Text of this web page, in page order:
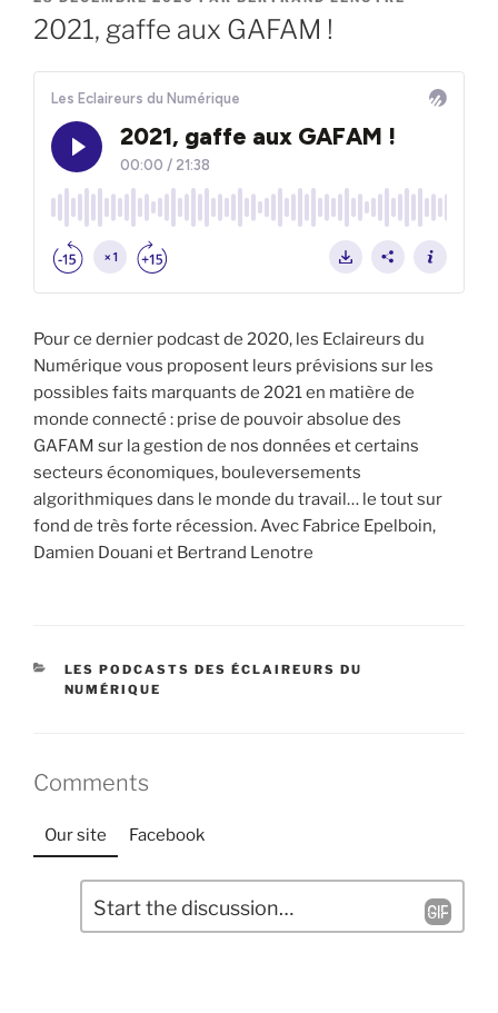
LE
2021, gaffe aux GAFAM !
Pour ce dernier podcast de 2020, les Eclaireurs du
Numérique vous proposent leurs prévisions sur les
possibles faits marquants de 2021 en matière de
monde connecté : prise de pouvoir absolue des
GAFAM sur la gestion de nos données et certains
secteurs économiques, bouleversements
algorithmiques dans le monde du travail… le tout sur
fond de très forte récession. Avec Fabrice Epelboin,
Damien Douani et Bertrand Lenotre
CATÉGORIES
LES PODCASTS DES ÉCLAIREURS DU
NUMÉRIQUE
Comments
Our site Facebook